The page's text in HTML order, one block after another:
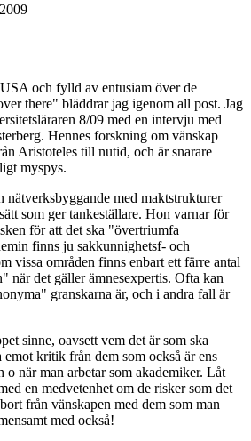
och fylld av entusiam över de
there" bläddrar jag igenom all post. Jag
8/09 med en intervju med
Hennes forskning om vänskap
Aristoteles till nutid, och är snarare
myspys.
nätverksbyggande med maktstrukturer
som ger tankeställare. Hon varnar för
för att det ska "övertriumfa
finns ju sakkunnighetsf- och
vissa områden finns enbart ett färre antal
när det gäller ämnesexpertis. Ofta kan
granskarna är, och i andra fall är
sinne, oavsett vem det är som ska
emot kritik från dem som också är ens
o när man arbetar som akademiker. Låt
en medvetenhet om de risker som det
från vänskapen med dem som man
med också!